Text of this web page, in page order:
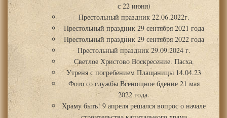
с 22 июня)
Престольный праздник 22.06.2022г.
Престольный праздник 29 сентября 2021 года
Престольный праздник 29 сентября 2022 года
Престольный праздник 29.09.2024 г.
Светлое Христово Воскресение. Пасха.
Утреня с погребением Плащаницы 14.04.23
Фото со службы Всенощное бдение 21 мая
2022 года.
Храму быть! 9 апреля решался вопрос о начале